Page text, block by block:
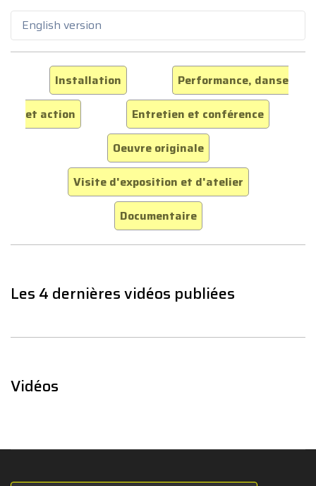
English version
Installation
Performance, danse
et action
Entretien et conférence
Oeuvre originale
Visite d'exposition et d'atelier
Documentaire
Les 4 dernières vidéos publiées
Vidéos